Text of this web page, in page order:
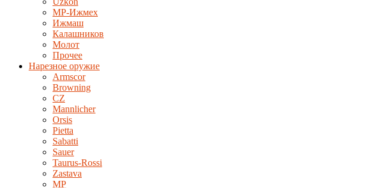
MP-Ижмех
Ижмаш
Калашников
Молот
Прочее
Нарезное оружие
Armscor
Browning
CZ
Mannlicher
Orsis
Pietta
Sabatti
Sauer
Taurus-Rossi
Zastava
MP